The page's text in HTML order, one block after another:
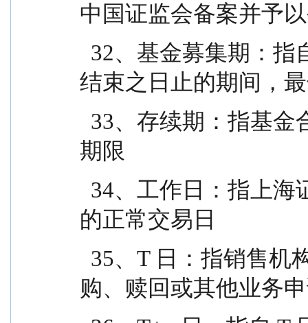
中国证监会备案并予
结束之日止的期间，
期限
的正常交易日
购、赎回或其他业务